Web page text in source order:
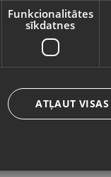
Funkcionalitātes
sīkdatnes
ATĻAUT